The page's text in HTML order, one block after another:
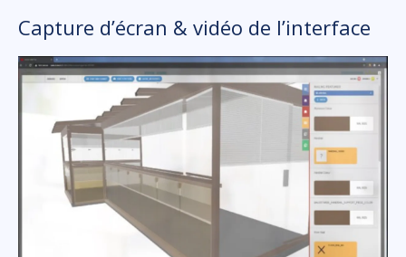
Capture d’écran & vidéo de l’interface